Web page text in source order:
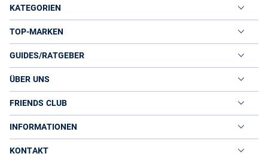
KATEGORIEN
TOP-MARKEN
GUIDES/RATGEBER
ÜBER UNS
FRIENDS CLUB
INFORMATIONEN
KONTAKT